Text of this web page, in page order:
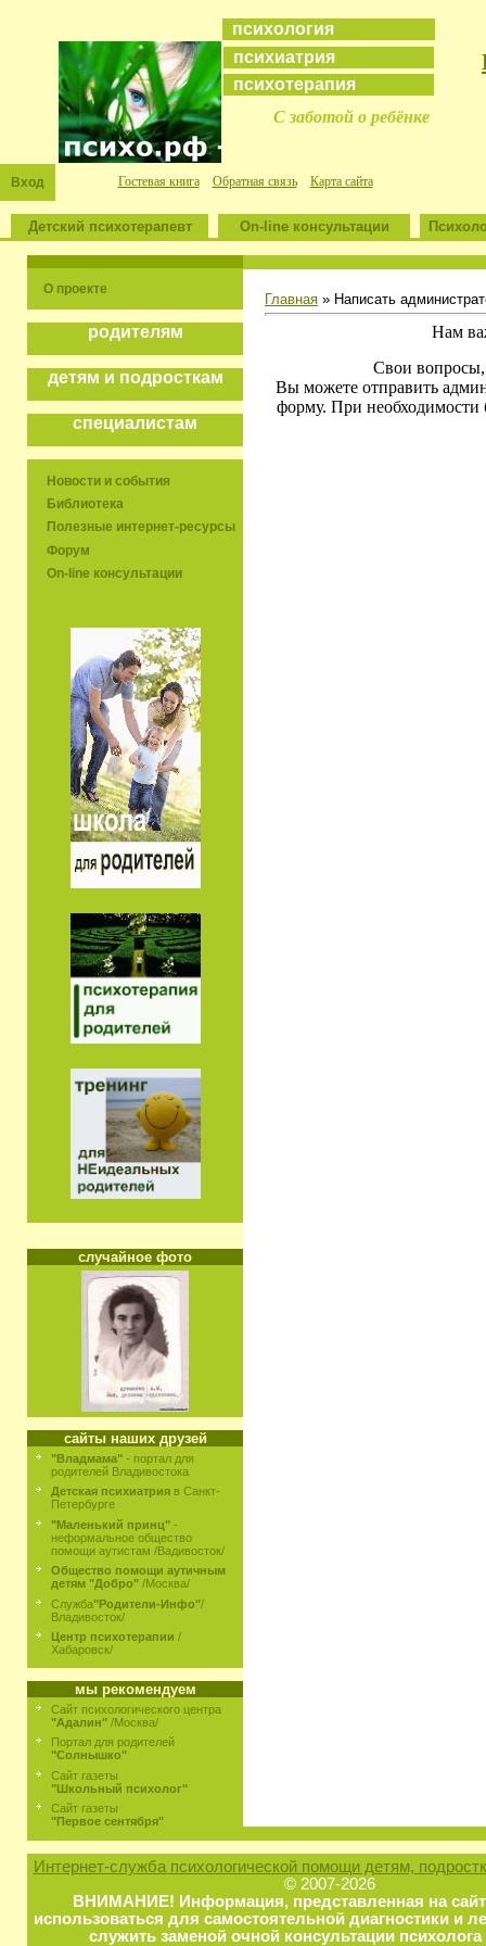
психология
психиатрия
психотерапия
С заботой о ребёнке
Вход Гостевая книга Обратная связь Карта сайта
Детский психотерапевт On-line консультации
О проекте
родителям
детям и подросткам
специалистам
Новости и события
Библиотека
Полезные интернет-ресурсы
Форум
On-line консультации
случайное фото
сайты наших друзей
"Владмама" - портал для
родителей Владивостока
Детская психиатрия в Санкт-
Петербурге
"Маленький принц" -
неформальное общество
помощи аутистам /Вадивосток/
Общество помощи аутичным
детям "Добро" /Москва/
Служба"Родители-Инфо"/
Владивосток/
Центр психотерапии /
Хабаровск/
мы рекомендуем
Сайт психологического центра
"Адалин" /Москва/
Портал для родителей
"Солнышко"
Сайт газеты
"Школьный психолог"
Сайт газеты
"Первое сентября"
Главная » Написать
Нам
Свои вопросы,
Вы можете отправить
форму. При необходимости
Интернет-служба психологической помощи детям,
© 2007-2026
ВНИМАНИЕ! Информация, представленная на
использоваться для самостоятельной диагностики и
служить заменой очной консультации